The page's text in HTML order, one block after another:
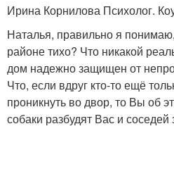
Ирина Корнилова Психолог.
Наталья, правильно я
районе тихо? Что никакой
дом надежно защищен от
Что, если вдруг кто-то ещё
проникнуть во двор, то Вы об
собаки разбудят Вас и соседей